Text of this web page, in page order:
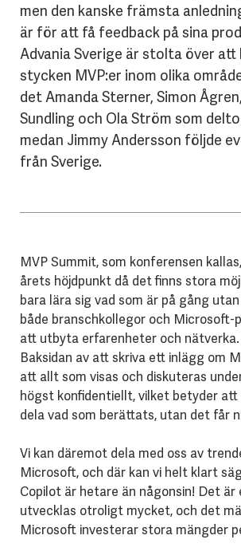
men den kanske främsta
är för att få feedback på sina
Advania Sverige är stolta över att
stycken MVP:er inom olika
det Amanda Sterner, Simon
Sundling och Ola Ström som
medan Jimmy Andersson följde
från Sverige.
MVP Summit, som konferensen
årets höjdpunkt då det finns stora
bara lära sig vad som är på gång
både branschkollegor och
att utbyta erfarenheter och nätverka.
Baksidan av att skriva ett inlägg om
att allt som visas och diskuteras
högst konfidentiellt, vilket betyder att
dela vad som berättats, utan det får
Vi kan däremot dela med oss av
Microsoft, och där kan vi helt klart
Copilot är hetare än någonsin! Det är
utvecklas otroligt mycket, och det
Microsoft investerar stora mängder